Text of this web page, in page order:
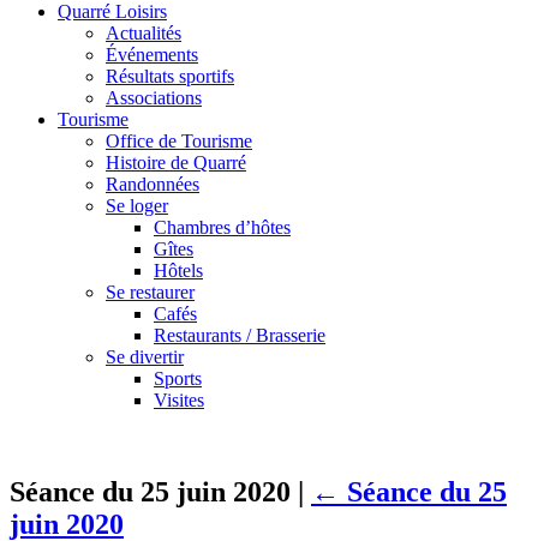
Quarré Loisirs
Actualités
Événements
Résultats sportifs
Associations
Tourisme
Office de Tourisme
Histoire de Quarré
Randonnées
Se loger
Chambres d’hôtes
Gîtes
Hôtels
Se restaurer
Cafés
Restaurants / Brasserie
Se divertir
Sports
Visites
Séance du 25 juin 2020 | ← Séance du 25
juin 2020